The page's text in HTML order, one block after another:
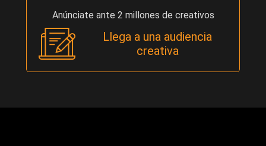
Anúnciate ante 2 millones de creativos
Llega a una audiencia
creativa